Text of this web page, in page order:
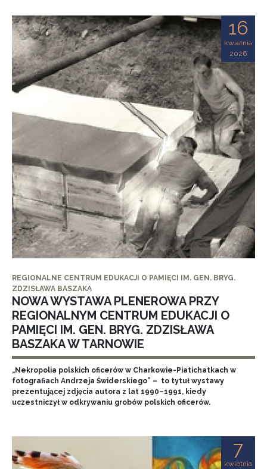
16
kwietnia
2026
REGIONALNE CENTRUM EDUKACJI O PAMIĘCI IM. GEN. BRYG.
ZDZISŁAWA BASZAKA
NOWA WYSTAWA PLENEROWA PRZY
REGIONALNYM CENTRUM EDUKACJI O
PAMIĘCI IM. GEN. BRYG. ZDZISŁAWA
BASZAKA W TARNOWIE
„Nekropolia polskich oficerów w Charkowie-Piatichatkach w
fotografiach Andrzeja Świderskiego” – to tytuł wystawy
prezentującej zdjęcia autora z lat 1990–1991, kiedy
uczestniczył w odkrywaniu grobów polskich oficerów.
7
kwietnia